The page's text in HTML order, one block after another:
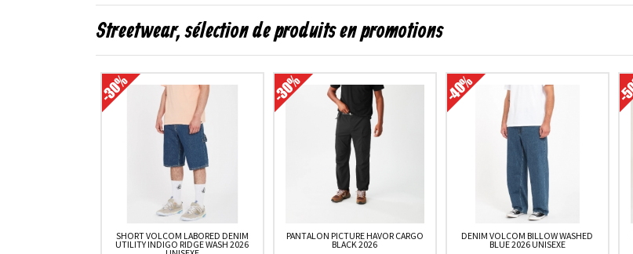
Streetwear, sélection de produits en promotions
SHORT VOLCOM LABORED DENIM
UTILITY INDIGO RIDGE WASH 2026
PANTALON PICTURE HAVOR CARGO
BLACK 2026
DENIM VOLCOM BILLOW WASHED
BLUE 2026 UNISEXE